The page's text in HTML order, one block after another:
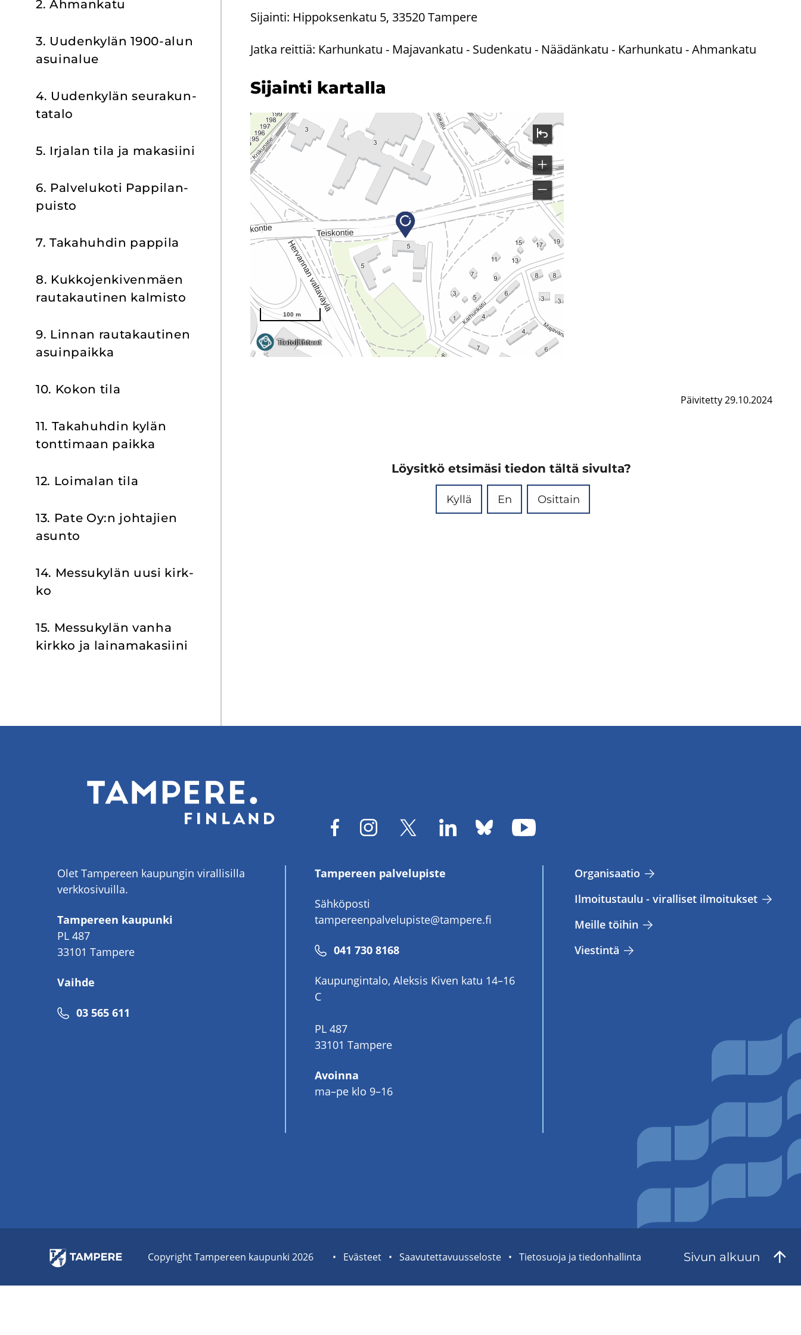
2. Ah­man­ka­tu
3. Uu­den­ky­län 1900-alun
asui­na­lue
4. Uu­den­ky­län seu­ra­kun­
ta­ta­lo
5. Ir­ja­lan tila ja ma­ka­sii­ni
6. Pal­ve­lu­ko­ti Pap­pi­lan­
puis­to
7. Ta­ka­huh­din pap­pi­la
8. Kuk­ko­jen­ki­ven­mäen
rau­ta­kau­ti­nen kal­mis­to
9. Lin­nan rau­ta­kau­ti­nen
asuin­paik­ka
10. Kokon tila
11. Ta­ka­huh­din kylän
tont­ti­maan paik­ka
12. Loi­ma­lan tila
13. Pate Oy:n joh­ta­jien
asun­to
14. Mes­su­ky­län uusi kirk­
ko
15. Mes­su­ky­län vanha
kirk­ko ja lai­na­ma­ka­sii­ni
Sijainti: Hippoksenkatu 5, 33520 Tampere
Jatka reittiä: Karhunkatu - Majavankatu - Sudenkatu - Näädänkatu - Karhunkatu - Ahmankatu
Si­jain­ti kar­tal­la
Päivitetty 29.10.2024
Löysitkö etsimäsi tiedon tältä sivulta?
Kyllä En Osittain
Olet Tampereen kaupungin virallisilla
verkkosivuilla.
Tampereen kaupunki
PL 487
33101 Tampere
Vaihde
Puhelinnumero
03 565 611
Tampereen palvelupiste
Sähköposti
tampereenpalvelupiste@tampere.fi
Puhelinnumero
041 730 8168
Kaupungintalo, Aleksis Kiven katu 14–16
C
PL 487
33101 Tampere
Avoinna
ma–pe klo 9–16
Or­ga­ni­saa­tio
Il­moi­tus­tau­lu - vi­ral­li­set il­moi­tuk­set
Meil­le töi­hin
Vies­tin­tä
Co­py­right Tam­pe­reen kau­pun­ki 2026
Sivuston
Eväs­teet Saa­vu­tet­ta­vuus­se­los­te Tie­to­suo­ja ja tie­don­hal­lin­ta Sivun al­kuun